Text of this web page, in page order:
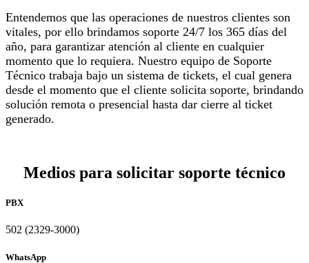
Entendemos que las operaciones de nuestros clientes son
vitales, por ello brindamos soporte 24/7 los 365 días del
año, para garantizar atención al cliente en cualquier
momento que lo requiera. Nuestro equipo de Soporte
Técnico trabaja bajo un sistema de tickets, el cual genera
desde el momento que el cliente solicita soporte, brindando
solución remota o presencial hasta dar cierre al ticket
generado.
Medios para solicitar soporte técnico
PBX
502 (2329-3000)
WhatsApp